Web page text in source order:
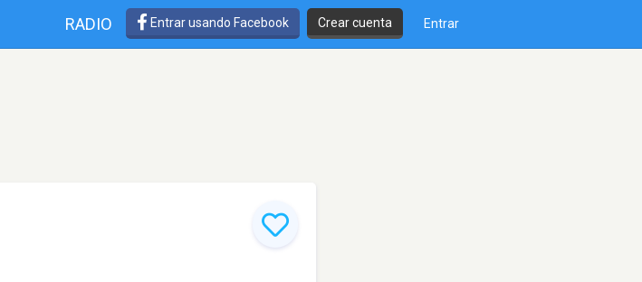
RADIO Entrar usando Facebook Crear cuenta Entrar